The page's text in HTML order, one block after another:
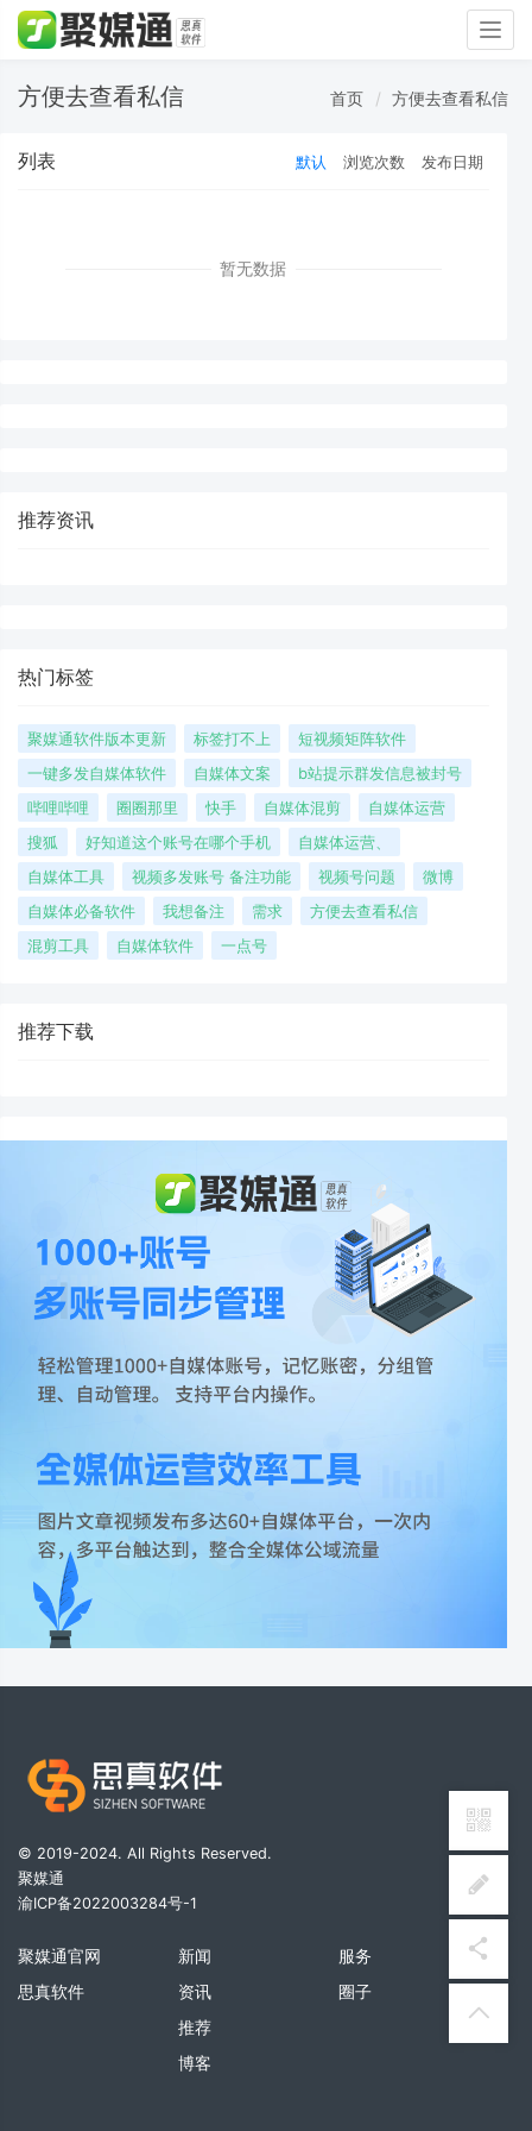
方便去查看私信 首页 方便去查看私信
列表 默认 浏览次数 发布日期
暂无数据
推荐资讯
热门标签
聚媒通软件版本更新 标签打不上
短视频矩阵软件
一键多发自媒体软件
自媒体文案
b站提示群发信息被封号
哔哩哔哩
圈圈那里 快手 自媒体混剪
自媒体运营
搜狐
好知道这个账号在哪个手机
自媒体运营、
自媒体工具
视频多发账号 备注功能 视频号问题
微博
自媒体必备软件
我想备注 需求
方便去查看私信
混剪工具
自媒体软件 一点号
推荐下载
© 2019-2024. All Rights Reserved.
聚媒通
渝ICP备2022003284号-1
聚媒通官网
思真软件
新闻
资讯
推荐
博客
服务
圈子